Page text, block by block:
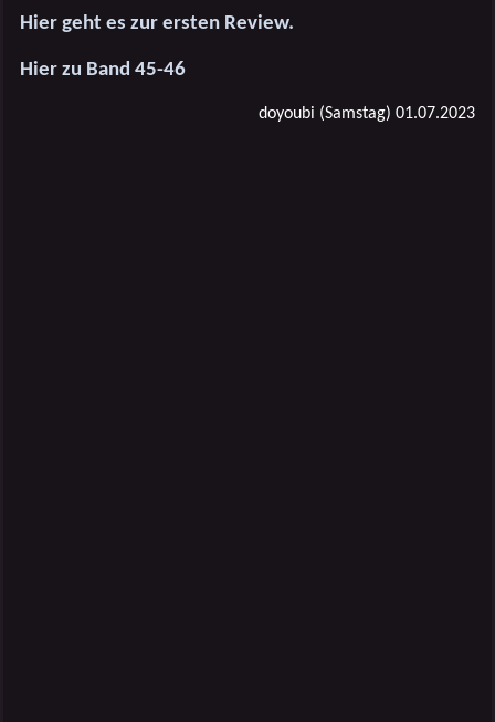
Hier geht es zur ersten Review.
Hier zu Band 45-46
doyoubi (Samstag) 01.07.2023